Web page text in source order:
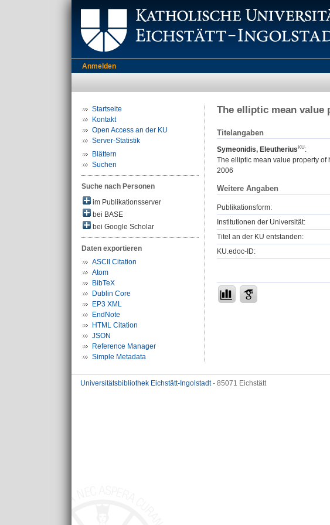
Anmelden
Startseite
Kontakt
Open Access an der KU
Server-Statistik
Blättern
Suchen
Suche nach Personen
im Publikationsserver
bei BASE
bei Google Scholar
Daten exportieren
ASCII Citation
Atom
BibTeX
Dublin Core
EP3 XML
EndNote
HTML Citation
JSON
Reference Manager
Simple Metadata
The elliptic mean
Titelangaben
Symeonidis, Eleutherius
:
The elliptic mean value property of
2006
Weitere Angaben
Publikationsform:
Institutionen der Universität:
Titel an der KU entstanden:
KU.edoc-ID:
Universitätsbibliothek Eichstätt-Ingolstadt- 85071 Eichstätt